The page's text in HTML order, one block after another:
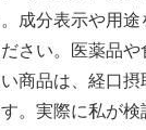
成分表示や用
さい。医薬品
商品は、経口
。実際に私が